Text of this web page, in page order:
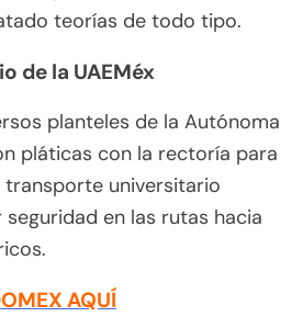
teorías de todo tipo.
de la UAEMéx
planteles de la Autónoma
pláticas con la rectoría para
transporte universitario
seguridad en las rutas hacia
AQUÍ